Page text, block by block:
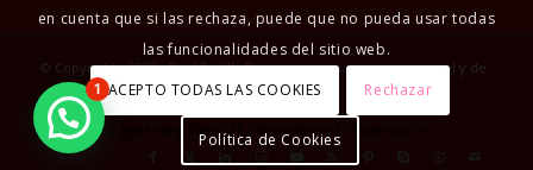
© Copyright - 2025 - Raul Padilla Psicoterapeuta, terapeuta sexual y de
pareja
Diseño Web
en cuenta que si las rechaza, puede que no pueda usar todas
las funcionalidades del sitio web.
ACEPTO TODAS LAS COOKIES Rechazar
Política de Cookies
1